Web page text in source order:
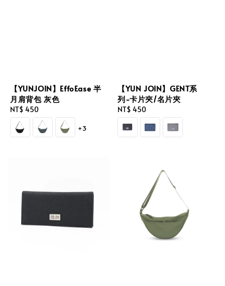
【YUNJOIN】EffoEase 半
月肩背包 灰色
Regular
price
NT$ 450
+3
【YUN JOIN】GENT系
列-卡片夾/名片夾
Regular
price
NT$ 450